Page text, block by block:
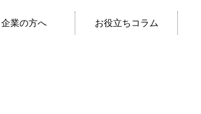
企業の方へ お役立ちコラム